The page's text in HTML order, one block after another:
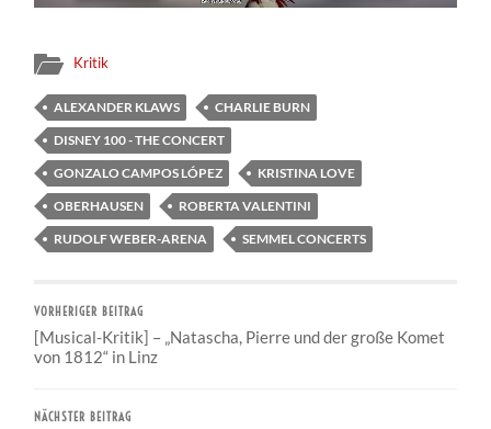
Kritik
ALEXANDER KLAWS
CHARLIE BURN
DISNEY 100 - THE CONCERT
GONZALO CAMPOS LÓPEZ
KRISTINA LOVE
OBERHAUSEN
ROBERTA VALENTINI
RUDOLF WEBER-ARENA
SEMMEL CONCERTS
VORHERIGER BEITRAG
[Musical-Kritik] – „Natascha, Pierre und der große Komet
von 1812“ in Linz
NÄCHSTER BEITRAG